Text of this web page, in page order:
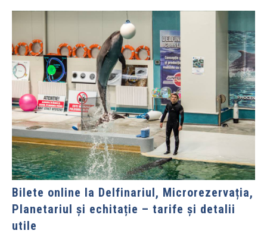
Bilete online la Delfinariul, Microrezervația,
Planetariul și echitație – tarife și detalii
utile